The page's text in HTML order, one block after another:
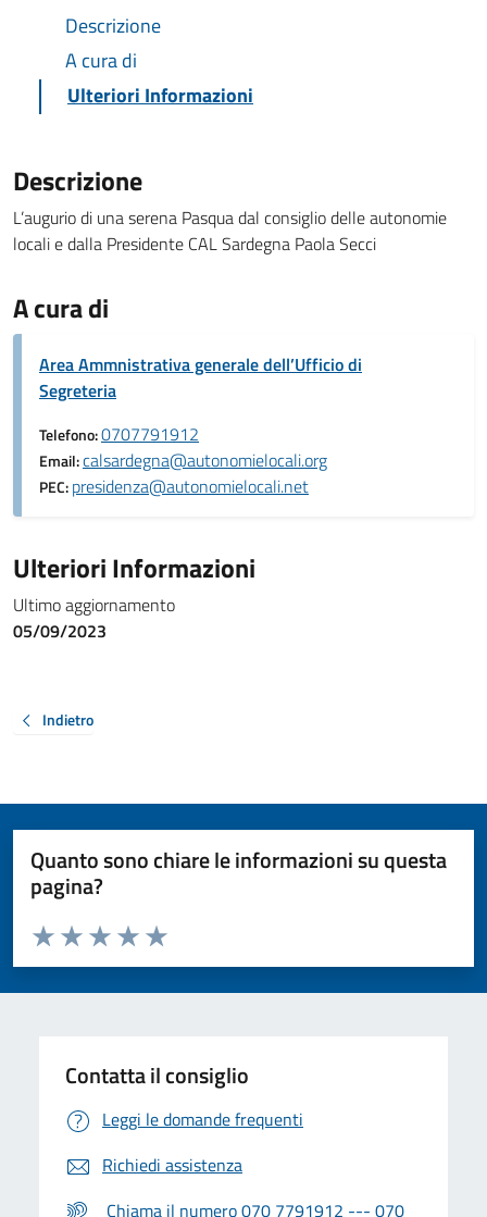
Descrizione
A cura di
Ulteriori Informazioni
Descrizione
L’augurio di una serena Pasqua dal consiglio delle autonomie
locali e dalla Presidente CAL Sardegna Paola Secci
A cura di
Area Ammnistrativa generale dell’Ufficio di
Segreteria
Telefono:0707791912
Email:calsardegna@autonomielocali.org
PEC:presidenza@autonomielocali.net
Ulteriori Informazioni
Ultimo aggiornamento
05/09/2023
Indietro
Quanto sono chiare le informazioni su questa
pagina?
Valuta da 1 a 5 stelle la pagina
Valuta 5 stelle su 5
Valuta 4 stelle su 5
Valuta 3 stelle su 5
Valuta 2 stelle su 5
Valuta 1 stelle su 5
Contatta il consiglio
Leggi le domande frequenti
Richiedi assistenza
Chiama il numero 070 7791912 --- 070